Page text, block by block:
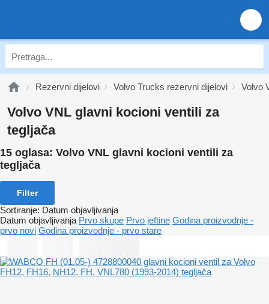
Rezervni dijelovi Volvo Trucks rezervni dijelovi Volvo
Volvo VNL glavni kocioni ventili za
tegljača
15 oglasa: Volvo VNL glavni kocioni ventili za
tegljača
Filter
Sortiranje: Datum objavljivanja
Datum objavljivanja Prvo skupe Prvo jeftine Godina proizvodnje -
prvo novi Godina proizvodnje - prvo stare